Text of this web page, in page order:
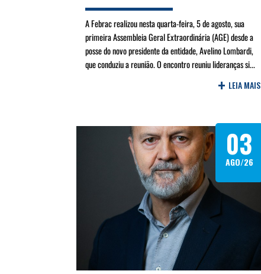
A Febrac realizou nesta quarta-feira, 5 de agosto, sua
primeira Assembleia Geral Extraordinária (AGE) desde a
posse do novo presidente da entidade, Avelino Lombardi,
que conduziu a reunião. O encontro reuniu lideranças si...
+ LEIA MAIS
03
AGO/26